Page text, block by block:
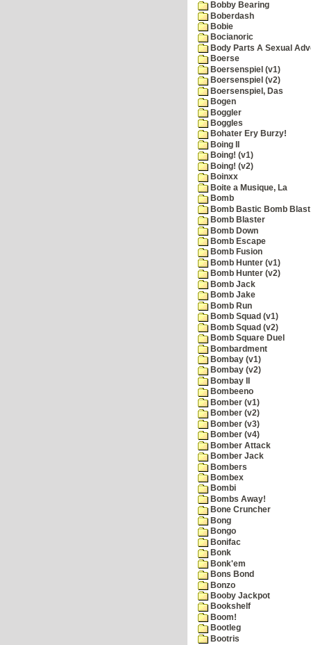
Bobby Bearing
Boberdash
Bobie
Bocianoric
Body Parts A Sexual
Boerse
Boersenspiel (v1)
Boersenspiel (v2)
Boersenspiel, Das
Bogen
Boggler
Boggles
Bohater Ery Burzy!
Boing II
Boing! (v1)
Boing! (v2)
Boinxx
Boite a Musique, La
Bomb
Bomb Bastic Bomb
Bomb Blaster
Bomb Down
Bomb Escape
Bomb Fusion
Bomb Hunter (v1)
Bomb Hunter (v2)
Bomb Jack
Bomb Jake
Bomb Run
Bomb Squad (v1)
Bomb Squad (v2)
Bomb Square Duel
Bombardment
Bombay (v1)
Bombay (v2)
Bombay II
Bombeeno
Bomber (v1)
Bomber (v2)
Bomber (v3)
Bomber (v4)
Bomber Attack
Bomber Jack
Bombers
Bombex
Bombi
Bombs Away!
Bone Cruncher
Bong
Bongo
Bonifac
Bonk
Bonk'em
Bons Bond
Bonzo
Booby Jackpot
Bookshelf
Boom!
Bootleg
Bootris